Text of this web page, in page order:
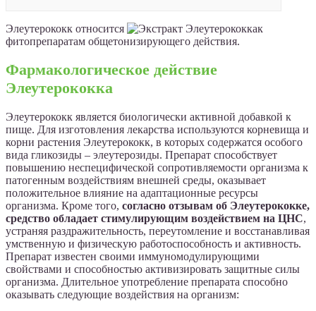
Элеутерококк относится
к
фитопрепаратам общетонизирующего действия.
Фармакологическое действие
Элеутерококка
Элеутерококк является биологически активной добавкой к
пище. Для изготовления лекарства используются корневища и
корни растения Элеутерококк, в которых содержатся особого
вида гликозиды – элеутерозиды. Препарат способствует
повышению неспецифической сопротивляемости организма к
патогенным воздействиям внешней среды, оказывает
положительное влияние на адаптационные ресурсы
организма. Кроме того, согласно отзывам об Элеутерококке,
средство обладает стимулирующим воздействием на ЦНС,
устраняя раздражительность, переутомление и восстанавливая
умственную и физическую работоспособность и активность.
Препарат известен своими иммуномодулирующими
свойствами и способностью активизировать защитные силы
организма. Длительное употребление препарата способно
оказывать следующие воздействия на организм: